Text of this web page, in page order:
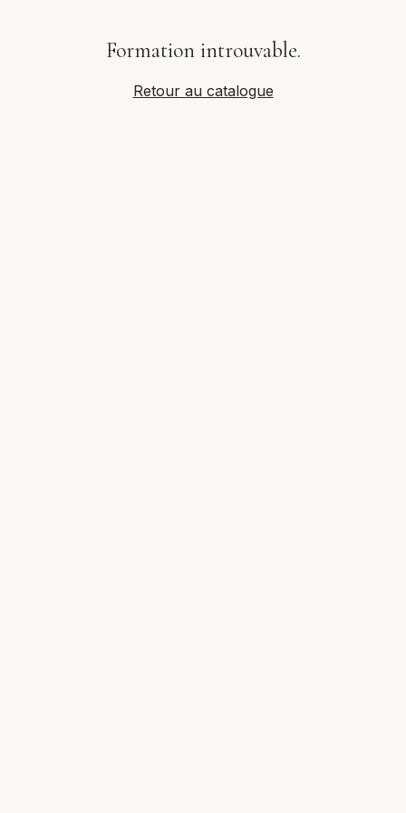
Formation introuvable.
Retour au catalogue